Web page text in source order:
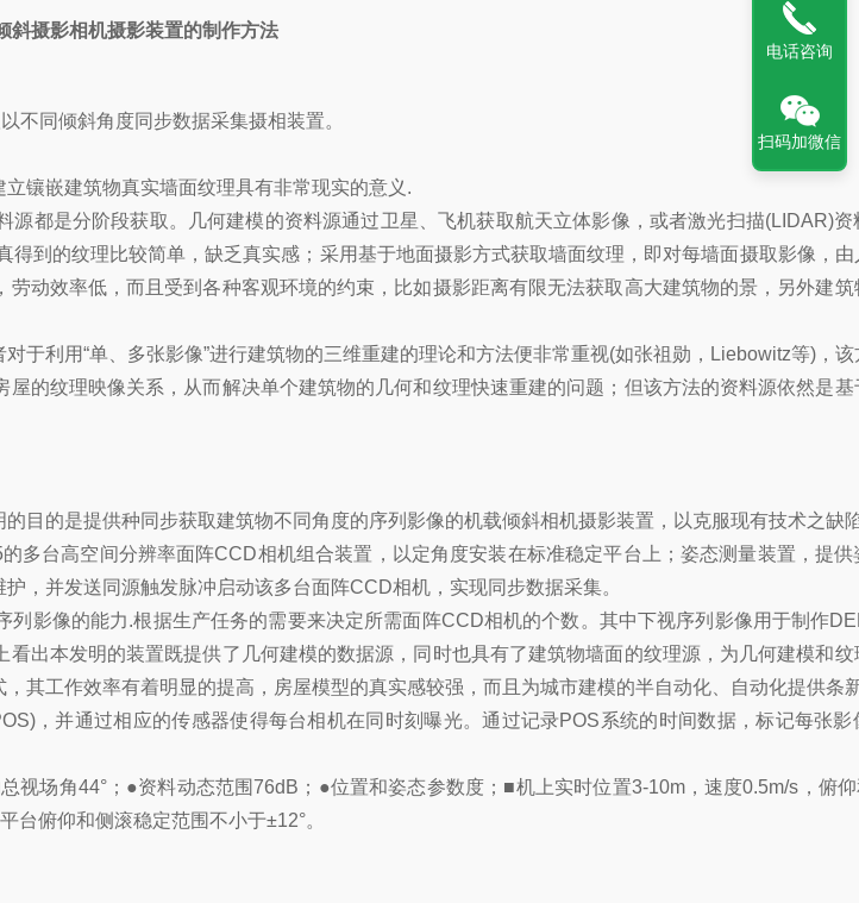
斜摄影相机摄影装置的制作方法
不同倾斜角度同步数据采集摄相装置。
镶嵌建筑物真实墙面纹理具有非常现实的意义.
都是分阶段获取。几何建模的资料源通过卫星、飞机获取航天立体影像，或者激光扫描(LIDAR)资
到的纹理比较简单，缺乏真实感；采用基于地面摄影方式获取墙面纹理，即对每墙面摄取影像，
动效率低，而且受到各种客观环境的约束，比如摄影距离有限无法获取高大建筑物的景，另外建筑
于利用“单、多张影像”进行建筑物的三维重建的理论和方法便非常重视(如张祖勋，Liebowitz等)，
的纹理映像关系，从而解决单个建筑物的几何和纹理快速重建的问题；但该方法的资料源依然是基
目的是提供种同步获取建筑物不同角度的序列影像的机载倾斜相机摄影装置，以克服现有技术之缺
多台高空间分辨率面阵CCD相机组合装置，以定角度安装在标准稳定平台上；姿态测量装置，提供
，并发送同源触发脉冲启动该多台面阵CCD相机，实现同步数据采集。
影像的能力.根据生产任务的需要来决定所需面阵CCD相机的个数。其中下视序列影像用于制作
出本发明的装置既提供了几何建模的数据源，同时也具有了建筑物墙面的纹理源，为几何建模和
其工作效率有着明显的提高，房屋模型的真实感较强，而且为城市建模的半自动化、自动化提供条
，并通过相应的传感器使得每台相机在同时刻曝光。通过记录POS系统的时间数据，标记每张影
场角44°；●资料动态范围76dB；●位置和姿态参数度；■机上实时位置3-10m，速度0.5m/s，俯仰
台俯仰和侧滚稳定范围不小于±12°。
电话咨询
扫码加微信